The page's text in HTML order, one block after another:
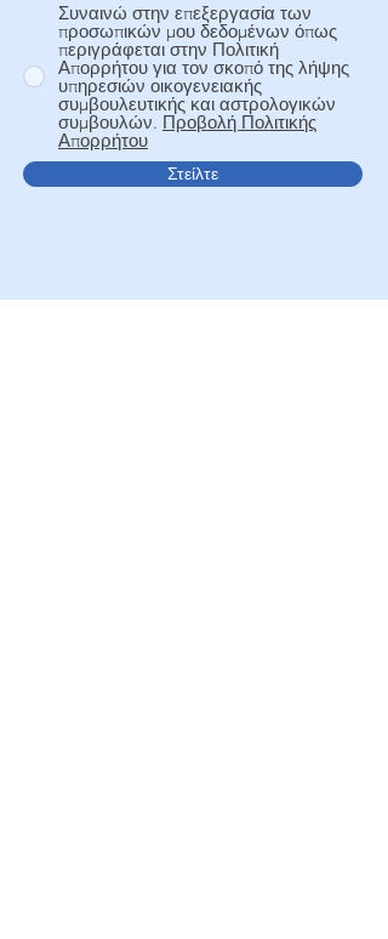
Συναινώ στην επεξεργασία των
προσωπικών μου δεδομένων όπως
περιγράφεται στην Πολιτική
Απορρήτου για τον σκοπό της λήψης
υπηρεσιών οικογενειακής
συμβουλευτικής και αστρολογικών
συμβουλών. Προβολή Πολιτικής
Απορρήτου
Στείλτε